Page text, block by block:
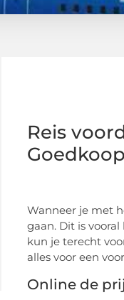
Reis
Wanneer je met
gaan. Dit is
kun je terecht
alles voor een
Online de